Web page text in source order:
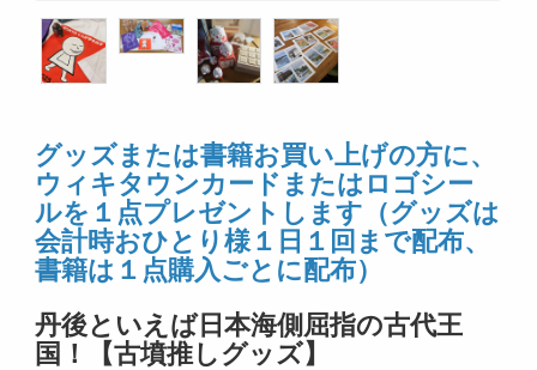
グッズまたは書籍お買い上げの方に、
ウィキタウンカードまたはロゴシー
ルを１点プレゼントします（グッズは
会計時おひとり様１日１回まで配布、
書籍は１点購入ごとに配布）
丹後といえば日本海側屈指の古代王
国！【古墳推しグッズ】